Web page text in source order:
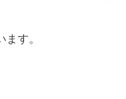
す。